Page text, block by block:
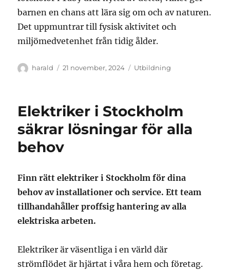
barnen en chans att lära sig om och av naturen.
Det uppmuntrar till fysisk aktivitet och
miljömedvetenhet från tidig ålder.
Författare
harald
Publicerat
21 november, 2024 Kategorier
Utbildning
Elektriker i Stockholm
säkrar lösningar för alla
behov
Finn rätt elektriker i Stockholm för dina
behov av installationer och service. Ett team
tillhandahåller proffsig hantering av alla
elektriska arbeten.
Elektriker är väsentliga i en värld där
strömflödet är hjärtat i våra hem och företag.